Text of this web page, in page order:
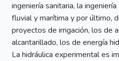
ingeniería sanitaria, la
fluvial y marítima y por último,
proyectos de irrigación, los de
alcantarillado, los de energía
La hidráulica experimental es